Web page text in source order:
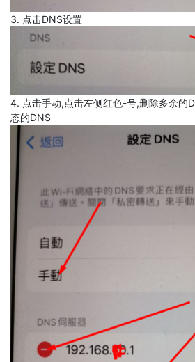
3. 点击DNS设置
4. 点击手动,点击左侧红色-号,删除多余的
态的DNS